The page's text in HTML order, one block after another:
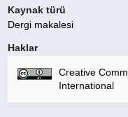
Kaynak türü
Dergi makalesi
Haklar
Creative
International